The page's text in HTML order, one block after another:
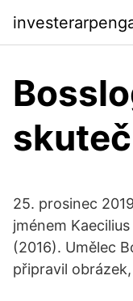
25. prosinec
jménem
(2016). Umělec
připravil